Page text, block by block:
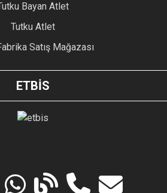
Bayan Atlet
Tutku Atlet
Satış Mağazası
ETBİS